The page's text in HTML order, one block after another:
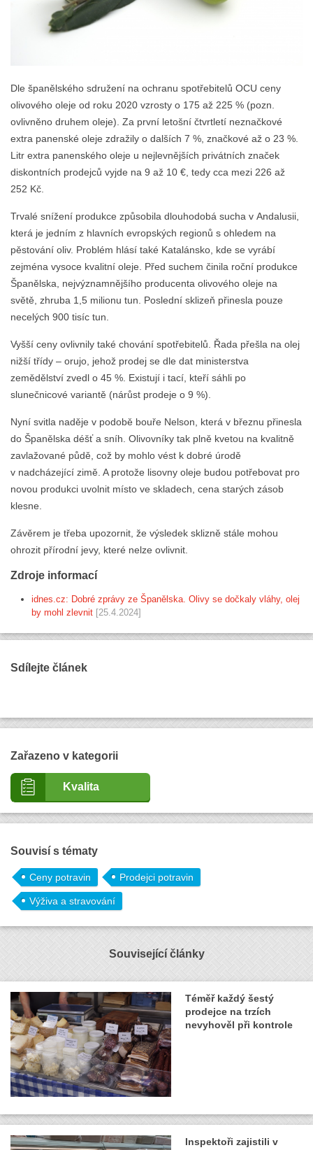
Dle španělského sdružení na ochranu spotřebitelů OCU ceny
olivového oleje od roku 2020 vzrosty o 175 až 225 % (pozn.
ovlivněno druhem oleje). Za první letošní čtvrtletí neznačkové
extra panenské oleje zdražily o dalších 7 %, značkové až o 23 %.
Litr extra panenského oleje u nejlevnějších privátních značek
diskontních prodejců vyjde na 9 až 10 €, tedy cca mezi 226 až
252 Kč.
Trvalé snížení produkce způsobila dlouhodobá sucha v Andalusii,
která je jedním z hlavních evropských regionů s ohledem na
pěstování oliv. Problém hlásí také Katalánsko, kde se vyrábí
zejména vysoce kvalitní oleje. Před suchem činila roční produkce
Španělska, nejvýznamnějšího producenta olivového oleje na
světě, zhruba 1,5 milionu tun. Poslední sklizeň přinesla pouze
necelých 900 tisíc tun.
Vyšší ceny ovlivnily také chování spotřebitelů. Řada přešla na olej
nižší třídy – orujo, jehož prodej se dle dat ministerstva
zemědělství zvedl o 45 %. Existují i tací, kteří sáhli po
slunečnicové variantě (nárůst prodeje o 9 %).
Nyní svitla naděje v podobě bouře Nelson, která v březnu přinesla
do Španělska déšť a sníh. Olivovníky tak plně kvetou na kvalitně
zavlažované půdě, což by mohlo vést k dobré úrodě
v nadcházející zimě. A protože lisovny oleje budou potřebovat pro
novou produkci uvolnit místo ve skladech, cena starých zásob
klesne.
Závěrem je třeba upozornit, že výsledek sklizně stále mohou
ohrozit přírodní jevy, které nelze ovlivnit.
Zdroje informací
idnes.cz: Dobré zprávy ze Španělska. Olivy se dočkaly vláhy, olej
by mohl zlevnit [25.4.2024]
Sdílejte článek
Zařazeno v kategorii
Kvalita
Souvisí s tématy
Ceny potravin Prodejci potravin
Výživa a stravování
Související články
Téměř každý šestý
prodejce na trzích
nevyhověl při kontrole
Inspektoři zajistili v